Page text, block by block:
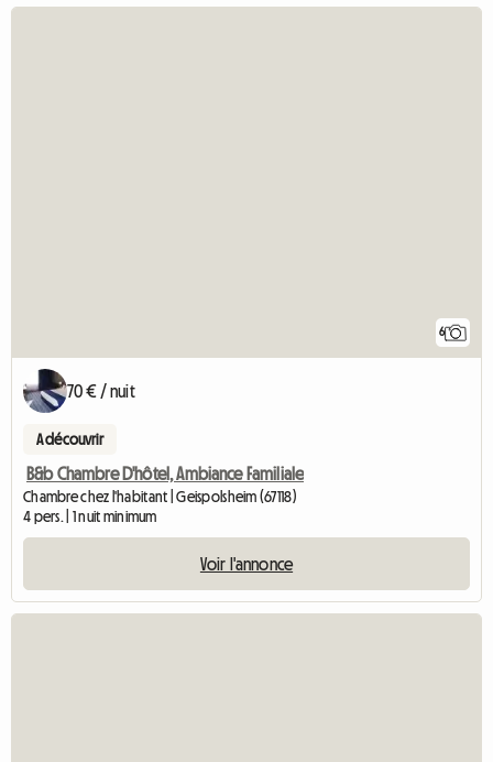
6
70 € / nuit
A découvrir
B&b Chambre D'hôtel, Ambiance Familiale
Chambre chez l'habitant | Geispolsheim (67118)
4 pers. | 1 nuit minimum
Voir l'annonce